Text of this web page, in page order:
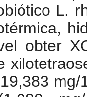
L.
obter